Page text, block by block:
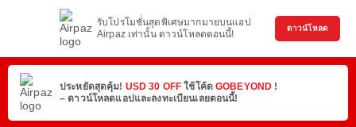
รับโปรโมชั่นสุดพิเศษมากมายบนแอป
Airpaz เท่านั้น ดาวน์โหลดตอนนี้!
ดาวน์โหลด
ประหยัดสุดคุ้ม! USD 30 OFFใช้โค้ดGOBEYOND !
– ดาวน์โหลดแอปและลงทะเบียนเลยตอนนี้!